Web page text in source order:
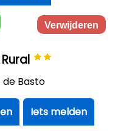
Verwijderen
Basto
Iets melden